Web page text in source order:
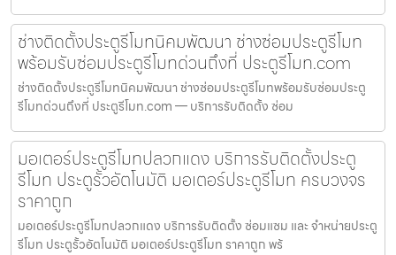
ช่างติดตั้งประตูรีโมทนิคมพัฒนา ช่างซ่อมประตูรีโมท
พร้อมรับซ่อมประตูรีโมทด่วนถึงที่ ประตูรีโมท.com
ช่างติดตั้งประตูรีโมทนิคมพัฒนา ช่างซ่อมประตูรีโมทพร้อมรับซ่อมประตู
รีโมทด่วนถึงที่ ประตูรีโมท.com — บริการรับติดตั้ง ซ่อม
มอเตอร์ประตูรีโมทปลวกแดง บริการรับติดตั้งประตู
รีโมท ประตูรั้วอัตโนมัติ มอเตอร์ประตูรีโมท ครบวงจร
ราคาถูก
มอเตอร์ประตูรีโมทปลวกแดง บริการรับติดตั้ง ซ่อมแซม และ จำหน่ายประตู
รีโมท ประตูรั้วอัตโนมัติ มอเตอร์ประตูรีโมท ราคาถูก พร้